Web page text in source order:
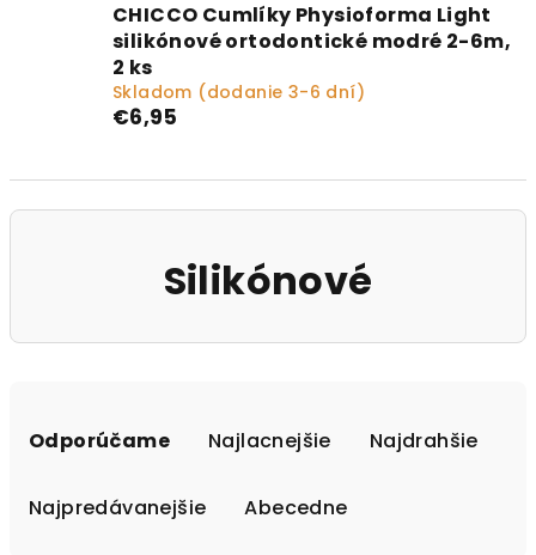
CHICCO Cumlíky Physioforma Light
silikónové ortodontické modré 2-6m,
2 ks
Skladom (dodanie 3-6 dní)
€6,95
Silikónové
Odporúčame Najlacnejšie Najdrahšie
Najpredávanejšie Abecedne